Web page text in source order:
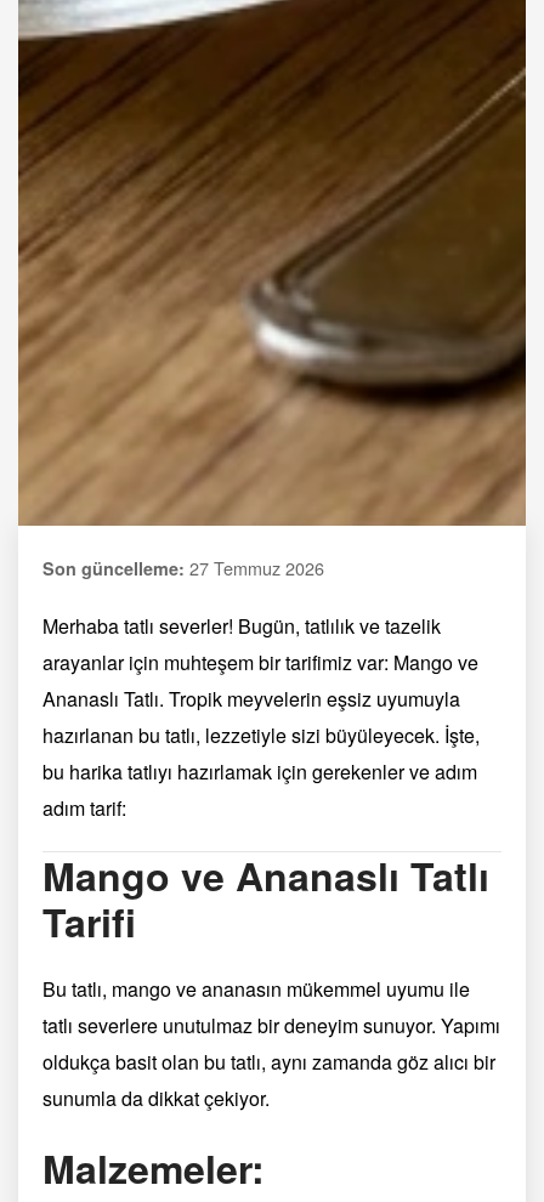
Son güncelleme: 27 Temmuz 2026
Merhaba tatlı severler! Bugün, tatlılık ve tazelik
arayanlar için muhteşem bir tarifimiz var: Mango ve
Ananaslı Tatlı. Tropik meyvelerin eşsiz uyumuyla
hazırlanan bu tatlı, lezzetiyle sizi büyüleyecek. İşte,
bu harika tatlıyı hazırlamak için gerekenler ve adım
adım tarif:
Mango ve Ananaslı Tatlı
Tarifi
Bu tatlı, mango ve ananasın mükemmel uyumu ile
tatlı severlere unutulmaz bir deneyim sunuyor. Yapımı
oldukça basit olan bu tatlı, aynı zamanda göz alıcı bir
sunumla da dikkat çekiyor.
Malzemeler: